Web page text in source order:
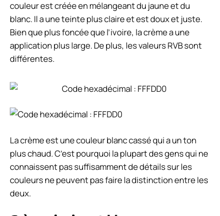
couleur est créée en mélangeant du jaune et du
blanc. Il a une teinte plus claire et est doux et juste.
Bien que plus foncée que l’ivoire, la crème a une
application plus large. De plus, les valeurs RVB sont
différentes.
La crème est une couleur blanc cassé qui a un ton
plus chaud. C’est pourquoi la plupart des gens qui ne
connaissent pas suffisamment de détails sur les
couleurs ne peuvent pas faire la distinction entre les
deux.